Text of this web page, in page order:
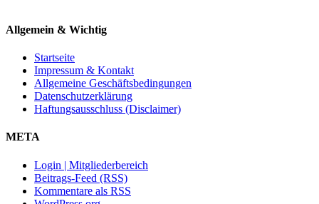
Allgemein & Wichtig
Startseite
Impressum & Kontakt
Allgemeine Geschäftsbedingungen
Datenschutzerklärung
Haftungsausschluss (Disclaimer)
META
Login | Mitgliederbereich
Beitrags-Feed (RSS)
Kommentare als RSS